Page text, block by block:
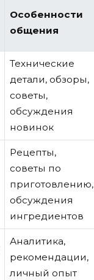
Особенности
общения
Технические
детали, обзоры,
советы,
обсуждения
новинок
Рецепты,
советы по
приготовлению,
обсуждения
ингредиентов
Аналитика,
рекомендации,
личный опыт